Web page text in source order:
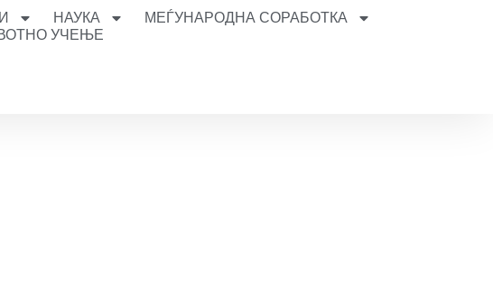
НАУКА
МЕЃУНАРОДНА СОРАБОТКА
УЧЕЊЕ